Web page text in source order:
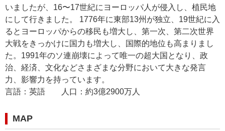
いましたが、16〜17世紀にヨーロッパ人が侵入し、植民地
にして行きました。 1776年に東部13州が独立、19世紀に入
るとヨーロッパからの移民も増大し、第一次、第二次世界
大戦をきっかけに国力も増大し、国際的地位も高まりまし
た。1991年のソ連崩壊によって唯一の超大国となり、政
治、経済、文化などさまざまな分野において大きな発言
力、影響力を持っています。
言語：英語 人口：約3億2900万人
MAP